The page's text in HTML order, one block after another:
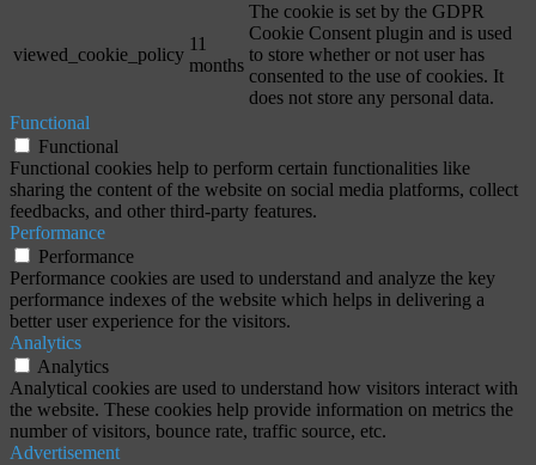
viewed_cookie_policy
11
months
The cookie is set by the GDPR
Cookie Consent plugin and is used
to store whether or not user has
consented to the use of cookies. It
does not store any personal data.
Functional
Functional
Functional cookies help to perform certain functionalities like
sharing the content of the website on social media platforms, collect
feedbacks, and other third-party features.
Performance
Performance
Performance cookies are used to understand and analyze the key
performance indexes of the website which helps in delivering a
better user experience for the visitors.
Analytics
Analytics
Analytical cookies are used to understand how visitors interact with
the website. These cookies help provide information on metrics the
number of visitors, bounce rate, traffic source, etc.
Advertisement